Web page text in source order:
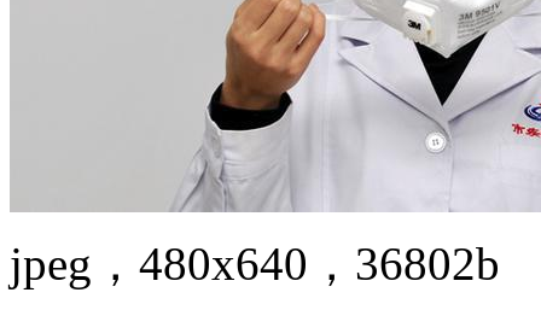
jpeg，480x640，36802b